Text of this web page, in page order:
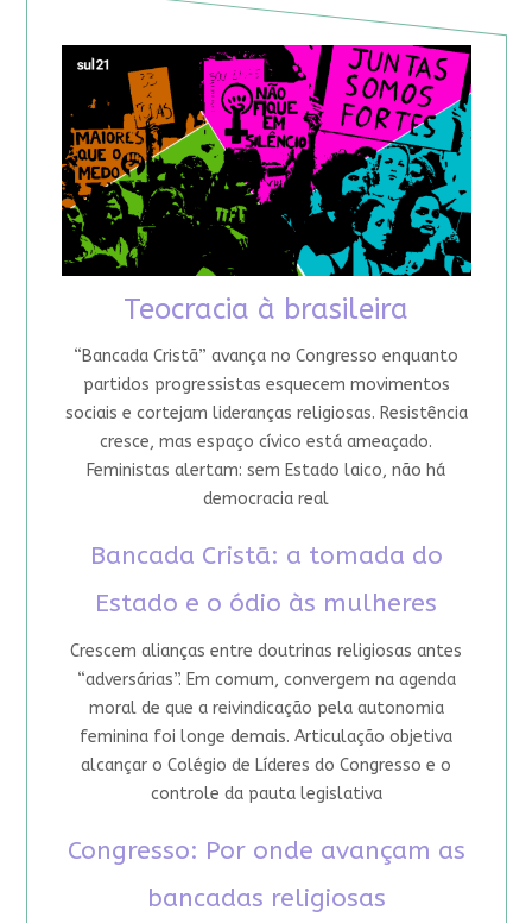
Teocracia à brasileira
“Bancada Cristã” avança no Congresso enquanto
partidos progressistas esquecem movimentos
sociais e cortejam lideranças religiosas. Resistência
cresce, mas espaço cívico está ameaçado.
Feministas alertam: sem Estado laico, não há
democracia real
Bancada Cristã: a tomada do
Estado e o ódio às mulheres
Crescem alianças entre doutrinas religiosas antes
“adversárias”. Em comum, convergem na agenda
moral de que a reivindicação pela autonomia
feminina foi longe demais. Articulação objetiva
alcançar o Colégio de Líderes do Congresso e o
controle da pauta legislativa
Congresso: Por onde avançam as
bancadas religiosas